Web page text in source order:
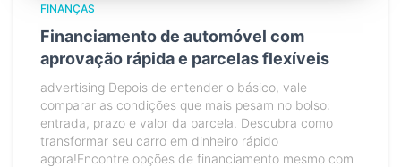
FINANÇAS
Financiamento de automóvel com
aprovação rápida e parcelas flexíveis
advertising Depois de entender o básico, vale
comparar as condições que mais pesam no bolso:
entrada, prazo e valor da parcela. Descubra como
transformar seu carro em dinheiro rápido
agora!Encontre opções de financiamento mesmo com